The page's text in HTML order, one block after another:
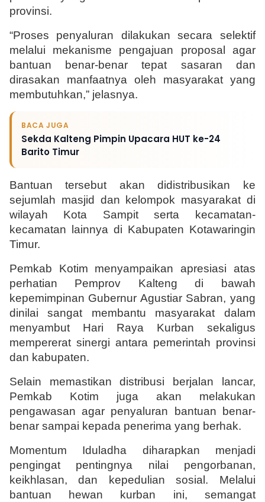
provinsi.
“Proses penyaluran dilakukan secara selektif
melalui mekanisme pengajuan proposal agar
bantuan benar-benar tepat sasaran dan
dirasakan manfaatnya oleh masyarakat yang
membutuhkan,” jelasnya.
BACA JUGA
Sekda Kalteng Pimpin Upacara HUT ke-24
Barito Timur
Bantuan tersebut akan didistribusikan ke
sejumlah masjid dan kelompok masyarakat di
wilayah Kota Sampit serta kecamatan-
kecamatan lainnya di Kabupaten Kotawaringin
Timur.
Pemkab Kotim menyampaikan apresiasi atas
perhatian Pemprov Kalteng di bawah
kepemimpinan Gubernur Agustiar Sabran, yang
dinilai sangat membantu masyarakat dalam
menyambut Hari Raya Kurban sekaligus
mempererat sinergi antara pemerintah provinsi
dan kabupaten.
Selain memastikan distribusi berjalan lancar,
Pemkab Kotim juga akan melakukan
pengawasan agar penyaluran bantuan benar-
benar sampai kepada penerima yang berhak.
Momentum Iduladha diharapkan menjadi
pengingat pentingnya nilai pengorbanan,
keikhlasan, dan kepedulian sosial. Melalui
bantuan hewan kurban ini, semangat